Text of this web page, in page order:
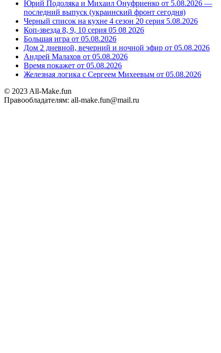
Юрий Подоляка и Михаил Онуфриенко от 5.08.2026 —
последний выпуск (украинский фронт сегодня)
Черный список на кухне 4 сезон 20 серия 5.08.2026
Коп-звезда 8, 9, 10 серия 05 08 2026
Большая игра от 05.08.2026
Дом 2 дневной, вечерний и ночной эфир от 05.08.2026
Андрей Малахов от 05.08.2026
Время покажет от 05.08.2026
Железная логика с Сергеем Михеевым от 05.08.2026
© 2023 All-Make.fun
Правообладателям: all-make.fun@mail.ru